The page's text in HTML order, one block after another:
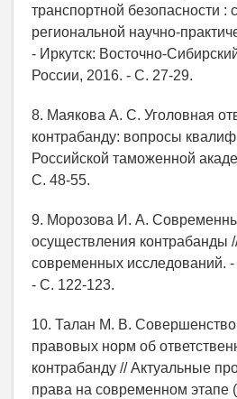
транспортной безопасности :
региональной научно-
- Иркутск: Восточно-
России, 2016. - С. 27-29.
8. Маякова А. С. Уголовная
контрабанду: вопросы
Российской таможенной
С. 48-55.
9. Морозова И. А.
осуществления контрабанды
современных исследований.
- С. 122-123.
10. Талан М. В.
правовых норм об
контрабанду // Актуальные
права на современном этапе